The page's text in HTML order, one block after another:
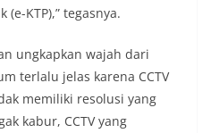
KTP),” tegasnya.
ungkapkan wajah dari
terlalu jelas karena CCTV
memiliki resolusi yang
kabur, CCTV yang